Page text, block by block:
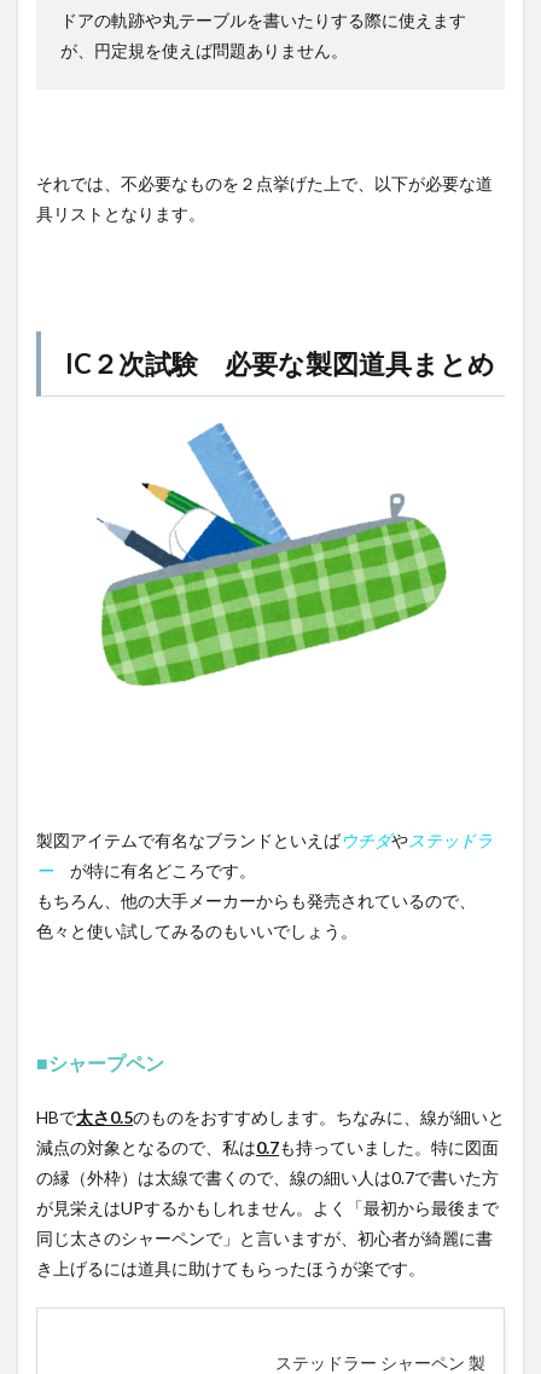
ドアの軌跡や丸テーブルを書いたりする際に使えます
が、円定規を使えば問題ありません。
それでは、不必要なものを２点挙げた上で、以下が必要な道
具リストとなります。
IC２次試験 必要な製図道具まとめ
製図アイテムで有名なブランドといえばウチダやステッドラ
ー が特に有名どころです。
もちろん、他の大手メーカーからも発売されているので、
色々と使い試してみるのもいいでしょう。
■シャープペン
HBで太さ0.5のものをおすすめします。ちなみに、線が細いと
減点の対象となるので、私は0.7も持っていました。特に図面
の縁（外枠）は太線で書くので、線の細い人は0.7で書いた方
が見栄えはUPするかもしれません。よく「最初から最後まで
同じ太さのシャーペンで」と言いますが、初心者が綺麗に書
き上げるには道具に助けてもらったほうが楽です。
ステッドラー シャーペン 製